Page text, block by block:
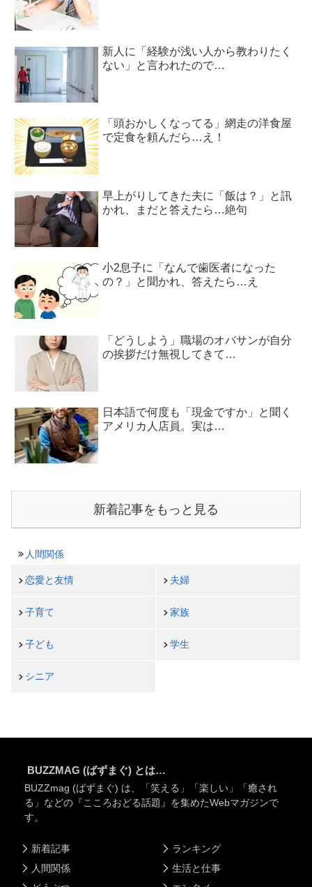
新人に「経験が浅い人から教わりたく
ない」と言われたので…
「頭おかしくなってる」網走の洋食屋
で定食を頼んだら…え！
早上がりしてきた夫に「飯は？」と訊
かれ、まだと答えたら…絶句
小2息子に「なんで歯医者になった
の？」と聞かれ、答えたら…え
「どうしよう」職場のオバサンが自分
の挨拶だけ無視してきて…
日本語で何度も「現金ですか」と聞く
アメリカ人店員。実は…
新着記事をもっと見る
人間関係
恋愛と友情 夫婦
子育て 家族
子ども 学生
シニア
BUZZMAG (ばずまぐ) とは…
BUZZmag (ばずまぐ) は、「笑える」「楽しい」「癒され
る」などの『こころおどる話題』を集めたWebマガジンで
す。
新着記事
人間関係
ランキング
生活と仕事